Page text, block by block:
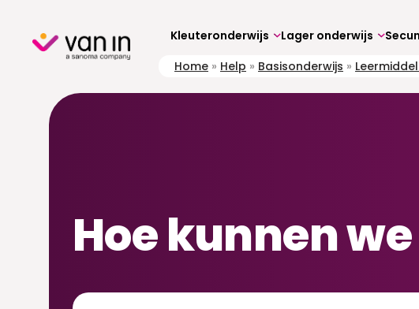
content Kleuteronderwijs Lager onderwijs
Home » Help » Basisonderwijs »
Hoe kunnen
Zoeken